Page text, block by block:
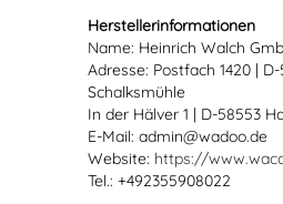
Herstellerinformationen
Name: Heinrich Walch
Adresse: Postfach 1420 |
Schalksmühle
In der Hälver 1 | D-58553
E-Mail: admin@wadoo.de
Website: https://
Tel.: +492355908022